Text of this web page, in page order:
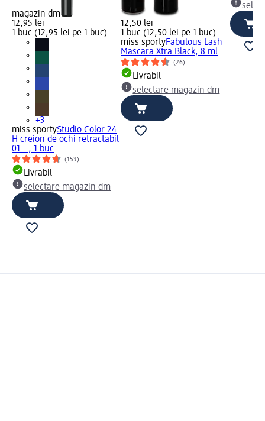
magazin dm
12,95 lei
1 buc (12,95 lei pe 1 buc)
+3
miss sportyStudio Color 24
H creion de ochi retractabil
01..., 1 buc
(153)
Livrabil
selectare magazin dm
12,50 lei
1 buc (12,50 lei pe 1 buc)
miss sportyFabulous Lash
Mascara Xtra Black, 8 ml
(26)
Livrabil
selectare magazin dm